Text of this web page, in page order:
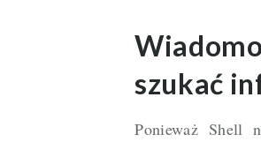
szukać
Ponieważ Shell